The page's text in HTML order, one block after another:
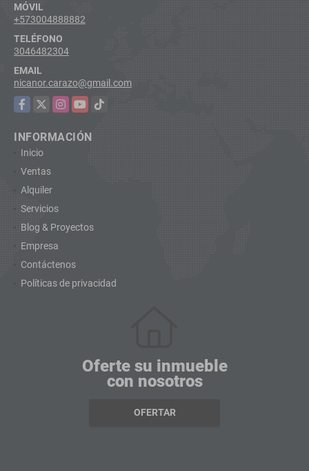
MÓVIL
+573004888882
TELÉFONO
3046482304
EMAIL
nicanor.carazo@gmail.com
Facebook
X Instagram
YouTubeTikTok
INFORMACIÓN
Inicio
Ventas
Alquiler
Servicios
Blog & Proyectos
Empresa
Contáctenos
Políticas de privacidad
Oferte su inmueble
con nosotros
OFERTAR